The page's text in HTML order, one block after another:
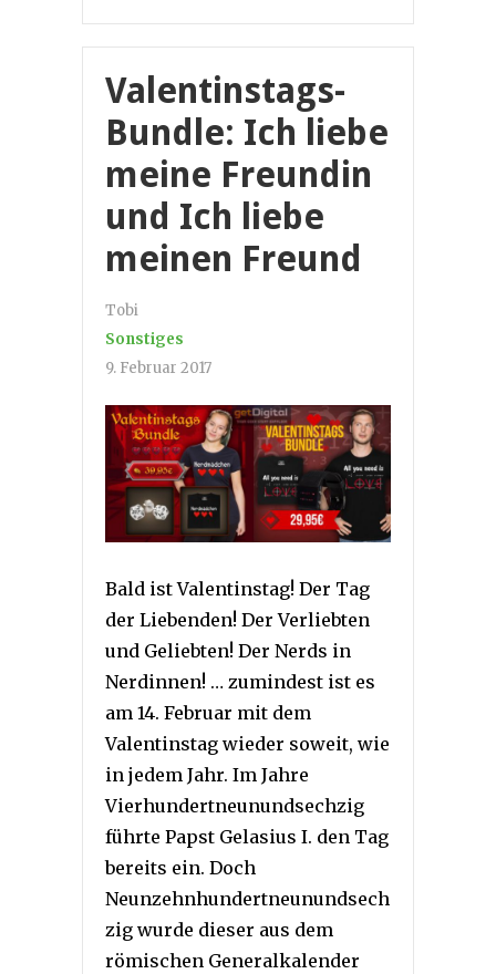
Valentinstags-
Bundle: Ich liebe
meine Freundin
und Ich liebe
meinen Freund
Tobi
Sonstiges
9. Februar 2017
Bald ist Valentinstag! Der Tag
der Liebenden! Der Verliebten
und Geliebten! Der Nerds in
Nerdinnen! … zumindest ist es
am 14. Februar mit dem
Valentinstag wieder soweit, wie
in jedem Jahr. Im Jahre
Vierhundertneunundsechzig
führte Papst Gelasius I. den Tag
bereits ein. Doch
Neunzehnhundertneunundsech
zig wurde dieser aus dem
römischen Generalkalender